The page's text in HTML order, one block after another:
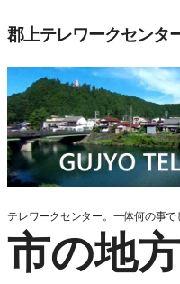
request
郡上テレワークセンタ
テレワークセンター。一体何の事で
市の地